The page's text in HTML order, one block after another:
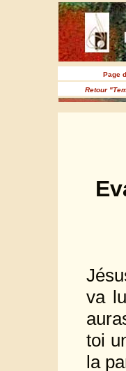
Page
Retour
va
toi
la